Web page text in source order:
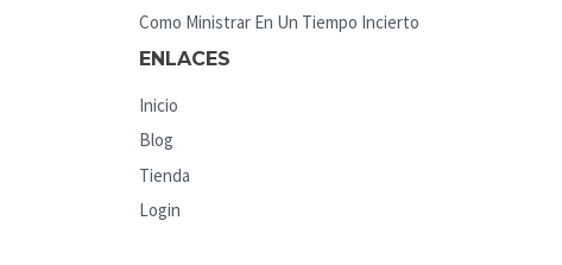
Como Ministrar En Un Tiempo Incierto
ENLACES
Inicio
Blog
Tienda
Login